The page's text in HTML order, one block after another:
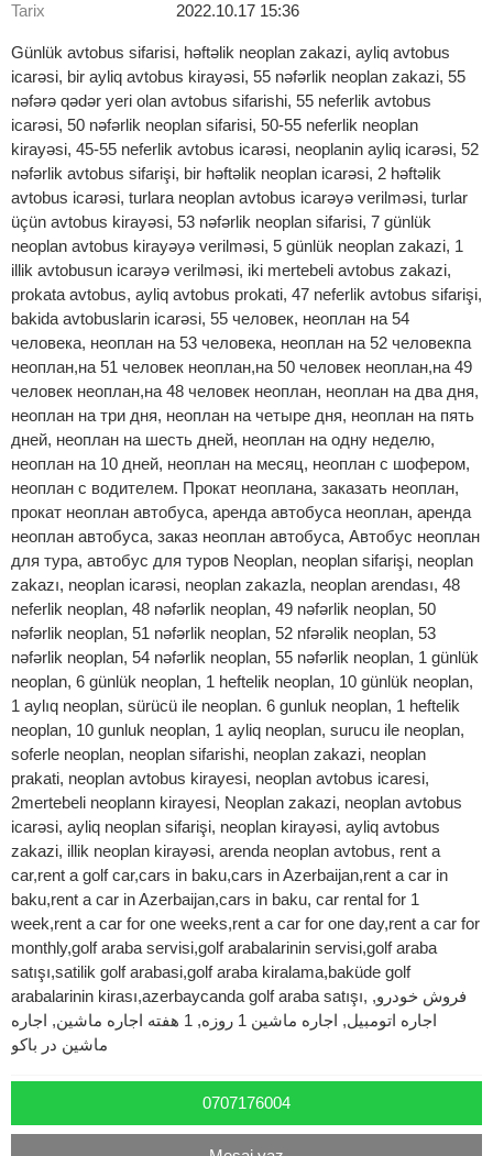
Tarix 2022.10.17 15:36
Günlük avtobus sifarisi, həftəlik neoplan zakazi, ayliq avtobus
icarəsi, bir ayliq avtobus kirayəsi, 55 nəfərlik neoplan zakazi, 55
nəfərə qədər yeri olan avtobus sifarishi, 55 neferlik avtobus
icarəsi, 50 nəfərlik neoplan sifarisi, 50-55 neferlik neoplan
kirayəsi, 45-55 neferlik avtobus icarəsi, neoplanin ayliq icarəsi, 52
nəfərlik avtobus sifarişi, bir həftəlik neoplan icarəsi, 2 həftəlik
avtobus icarəsi, turlara neoplan avtobus icarəyə verilməsi, turlar
üçün avtobus kirayəsi, 53 nəfərlik neoplan sifarisi, 7 günlük
neoplan avtobus kirayəyə verilməsi, 5 günlük neoplan zakazi, 1
illik avtobusun icarəyə verilməsi, iki mertebeli avtobus zakazi,
prokata avtobus, ayliq avtobus prokati, 47 neferlik avtobus sifarişi,
bakida avtobuslarin icarəsi, 55 человек, неоплан на 54
человека, неоплан на 53 человека, неоплан на 52 человекпа
неоплан,на 51 человек неоплан,на 50 человек неоплан,на 49
человек неоплан,на 48 человек неоплан, неоплан на два дня,
неоплан на три дня, неоплан на четыре дня, неоплан на пять
дней, неоплан на шесть дней, неоплан на одну неделю,
неоплан на 10 дней, неоплан на месяц, неоплан с шофером,
неоплан с водителем. Прокат неоплана, заказать неоплан,
прокат неоплан автобуса, аренда автобуса неоплан, аренда
неоплан автобуса, заказ неоплан автобуса, Aвтобус неоплан
для тура, автобус для туров Neoplan, neoplan sifarişi, neoplan
zakazı, neoplan icarəsi, neoplan zakazla, neoplan arendası, 48
neferlik neoplan, 48 nəfərlik neoplan, 49 nəfərlik neoplan, 50
nəfərlik neoplan, 51 nəfərlik neoplan, 52 nfərəlik neoplan, 53
nəfərlik neoplan, 54 nəfərlik neoplan, 55 nəfərlik neoplan, 1 günlük
neoplan, 6 günlük neoplan, 1 heftelik neoplan, 10 günlük neoplan,
1 aylıq neoplan, sürücü ile neoplan. 6 gunluk neoplan, 1 heftelik
neoplan, 10 gunluk neoplan, 1 ayliq neoplan, surucu ile neoplan,
soferle neoplan, neoplan sifarishi, neoplan zakazi, neoplan
prakati, neoplan avtobus kirayesi, neoplan avtobus icaresi,
2mertebeli neoplann kirayesi, Neoplan zakazi, neoplan avtobus
icarəsi, ayliq neoplan sifarişi, neoplan kirayəsi, ayliq avtobus
zakazi, illik neoplan kirayəsi, arenda neoplan avtobus, rent a
car,rent a golf car,cars in baku,cars in Azerbaijan,rent a car in
baku,rent a car in Azerbaijan,cars in baku, car rental for 1
week,rent a car for one weeks,rent a car for one day,rent a car for
monthly,golf araba servisi,golf arabalarinin servisi,golf araba
satışı,satilik golf arabasi,golf araba kiralama,baküde golf
arabalarinin kirası,azerbaycanda golf araba satışı, فروش خودرو,
اجاره اتومبیل, اجاره ماشین 1 روزه, 1 هفته اجاره ماشین, اجاره
ماشین در باکو
0707176004